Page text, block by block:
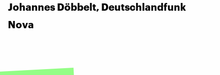
Johannes Döbbelt, Deutschlandfunk
Nova